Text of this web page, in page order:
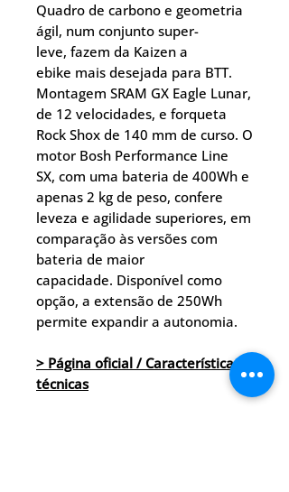
Quadro de carbono e geometria
ágil, num conjunto super-
leve, fazem da Kaizen a
ebike mais desejada para BTT.
Montagem SRAM GX Eagle Lunar,
de 12 velocidades, e forqueta
Rock Shox de 140 mm de curso. O
motor Bosh Performance Line
SX, com uma bateria de 400Wh e
apenas 2 kg de peso, confere
leveza e agilidade superiores, em
comparação às versões com
bateria de maior
capacidade. Disponível como
opção, a extensão de 250Wh
permite expandir a autonomia.
> Página oficial / Características
técnicas